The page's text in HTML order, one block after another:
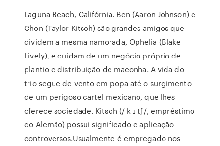
Laguna Beach, Califórnia. Ben (Aaron Johnson) e
Chon (Taylor Kitsch) são grandes amigos que
dividem a mesma namorada, Ophelia (Blake
Lively), e cuidam de um negócio próprio de
plantio e distribuição de maconha. A vida do
trio segue de vento em popa até o surgimento
de um perigoso cartel mexicano, que lhes
oferece sociedade. Kitsch (/ k ɪ tʃ /, empréstimo
do Alemão) possui significado e aplicação
controversos.Usualmente é empregado nos